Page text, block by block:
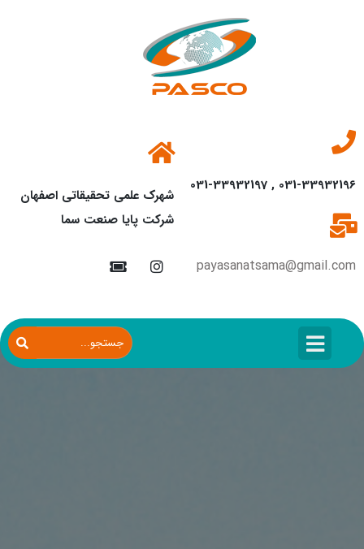
031-33932196 , 031-33932197
payasanatsama@gmail.com
شهرک علمی تحقیقاتی اصفهان
شرکت پایا صنعت سما